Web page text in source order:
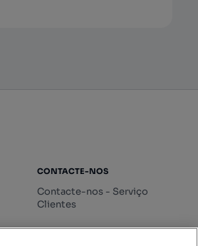
CONTACTE-NOS
Contacte-nos - Serviço
Clientes